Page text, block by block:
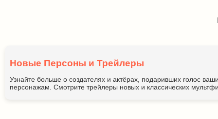
Новые Персоны и Трейлеры
Узнайте больше о создателях и актёрах, подаривших голос
персонажам. Смотрите трейлеры новых и классических